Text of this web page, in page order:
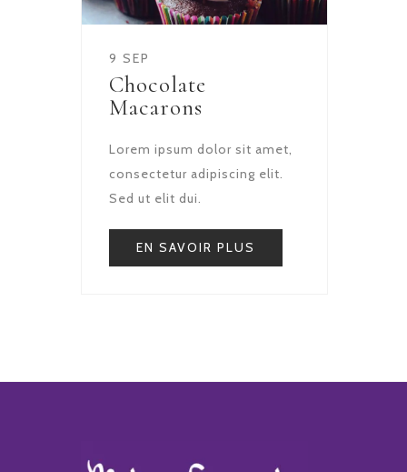
9 SEP
Chocolate
Macarons
Lorem ipsum dolor sit amet,
consectetur adipiscing elit.
Sed ut elit dui.
EN SAVOIR PLUS